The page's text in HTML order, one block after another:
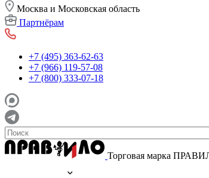
Москва и Московская область
Партнёрам
+7 (495) 363-62-63
+7 (966) 119-57-08
+7 (800) 333-07-18
Торговая марка